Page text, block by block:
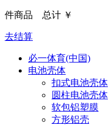
件商品 总计 ￥
去结算
必一体育(中国)
电池壳体
扣式电池壳体
圆柱电池壳体
软包铝塑膜
方形铝壳